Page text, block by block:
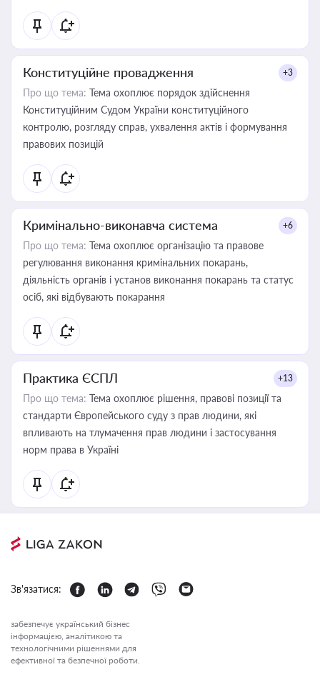
Конституційне провадження +3
Про що тема: Тема охоплює порядок здійснення
Конституційним Судом України конституційного
контролю, розгляду справ, ухвалення актів і формування
правових позицій
Кримінально-виконавча система +6
Про що тема: Тема охоплює організацію та правове
регулювання виконання кримінальних покарань,
діяльність органів і установ виконання покарань та статус
осіб, які відбувають покарання
Практика ЄСПЛ +13
Про що тема: Тема охоплює рішення, правові позиції та
стандарти Європейського суду з прав людини, які
впливають на тлумачення прав людини і застосування
норм права в Україні
Зв'язатися:
забезпечує український бізнес
інформацією, аналітикою та
технологічними рішеннями для
ефективної та безпечної роботи.